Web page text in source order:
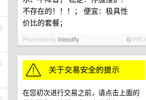
不存在的！！！； 便宜：极具性
价比的套餐；
Promoted bybleedfly PRO
在您初次进行交易之前，请点击上面的